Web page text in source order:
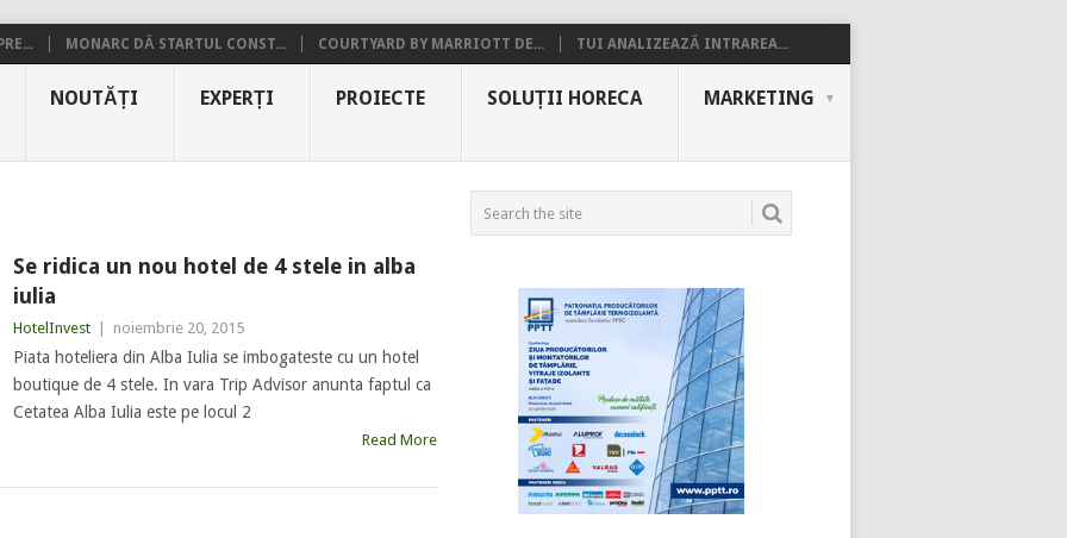
MONARC DĂ STARTUL CONST... COURTYARD BY MARRIOTT DE... TUI ANALIZEAZĂ INTRAREA...
NOUTĂȚI EXPERȚI PROIECTE SOLUȚII HORECA MARKETING
Se ridica un nou hotel de 4 stele in alba
iulia
HotelInvest noiembrie 20, 2015
Piata hoteliera din Alba Iulia se imbogateste cu un hotel
boutique de 4 stele. In vara Trip Advisor anunta faptul ca
Cetatea Alba Iulia este pe locul 2
Read More